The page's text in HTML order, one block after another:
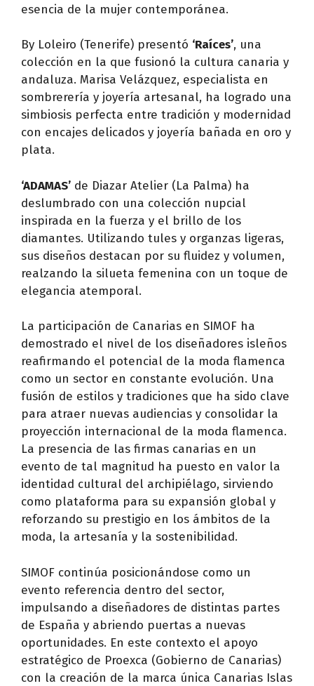
esencia de la mujer contemporánea.
By Loleiro (Tenerife) presentó ‘Raíces’, una
colección en la que fusionó la cultura canaria y
andaluza. Marisa Velázquez, especialista en
sombrerería y joyería artesanal, ha logrado una
simbiosis perfecta entre tradición y modernidad
con encajes delicados y joyería bañada en oro y
plata.
‘ADAMAS’ de Diazar Atelier (La Palma) ha
deslumbrado con una colección nupcial
inspirada en la fuerza y el brillo de los
diamantes. Utilizando tules y organzas ligeras,
sus diseños destacan por su fluidez y volumen,
realzando la silueta femenina con un toque de
elegancia atemporal.
La participación de Canarias en SIMOF ha
demostrado el nivel de los diseñadores isleños
reafirmando el potencial de la moda flamenca
como un sector en constante evolución. Una
fusión de estilos y tradiciones que ha sido clave
para atraer nuevas audiencias y consolidar la
proyección internacional de la moda flamenca.
La presencia de las firmas canarias en un
evento de tal magnitud ha puesto en valor la
identidad cultural del archipiélago, sirviendo
como plataforma para su expansión global y
reforzando su prestigio en los ámbitos de la
moda, la artesanía y la sostenibilidad.
SIMOF continúa posicionándose como un
evento referencia dentro del sector,
impulsando a diseñadores de distintas partes
de España y abriendo puertas a nuevas
oportunidades. En este contexto el apoyo
estratégico de Proexca (Gobierno de Canarias)
con la creación de la marca única Canarias Islas